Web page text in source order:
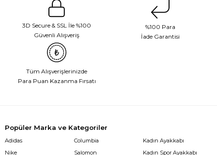
3D Secure & SSL İle %100
Güvenli Alışveriş
%100 Para
İade Garantisi
Tüm Alışverişlerinizde
Para Puan Kazanma Fırsatı
Popüler Marka ve Kategoriler
Adidas
Nike
Columbia
Salomon
Kadın Ayakkabı
Kadın Spor Ayakkabı